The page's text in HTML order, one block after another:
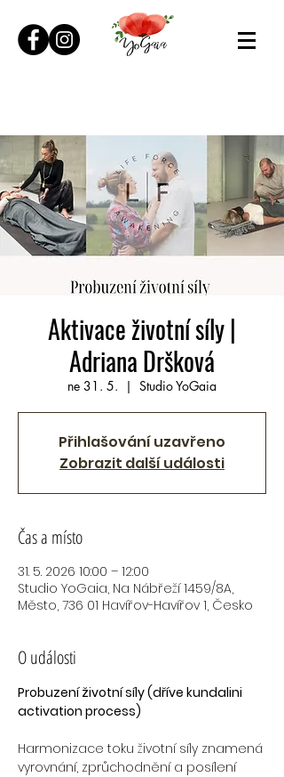
Aktivace životní síly |
Adriana Dršková
ne 31. 5.
  |
Studio YoGaia
Přihlašování uzavřeno
Zobrazit další události
Čas a místo
31. 5. 2026 10:00 – 12:00
Studio YoGaia, Na Nábřeží 1459/8A,
Město, 736 01 Havířov-Havířov 1, Česko
O události
Probuzení životní síly (dříve kundalini
activation process)
Harmonizace toku životní síly znamená
vyrovnání, zprůchodnění a posílení